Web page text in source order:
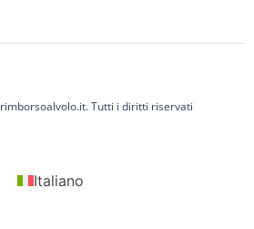
Tutti i diritti riservati
Italiano